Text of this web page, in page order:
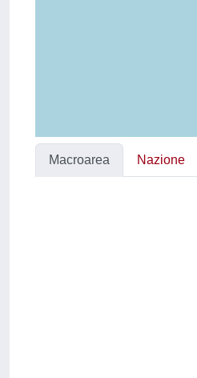
Macroarea Nazione